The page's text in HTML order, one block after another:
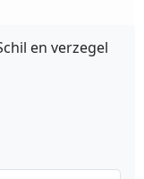
en verzegel